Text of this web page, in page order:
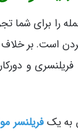
را برای شما
و
به یکفریلنسر